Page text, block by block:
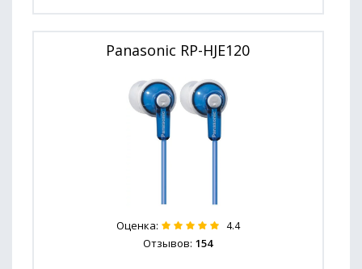
Panasonic RP-HJE120
Оценка: 4.4
Отзывов: 154